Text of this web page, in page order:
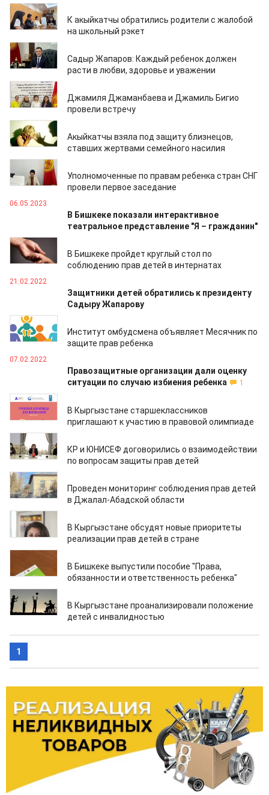
17.01.2025
К акыйкатчы обратились родители с жалобой
на школьный рэкет
20.11.2024
Садыр Жапаров: Каждый ребенок должен
расти в любви, здоровье и уважении
14.02.2024
Джамиля Джаманбаева и Джамиль Бигио
провели встречу
16.11.2023
Акыйкатчы взяла под защиту близнецов,
ставших жертвами семейного насилия
06.06.2023
Уполномоченные по правам ребенка стран СНГ
провели первое заседание
06.05.2023
В Бишкеке показали интерактивное
театральное представление "Я – гражданин"
22.02.2023
В Бишкеке пройдет круглый стол по
соблюдению прав детей в интернатах
21.02.2022
Защитники детей обратились к президенту
Садыру Жапарову
08.02.2022
Институт омбудсмена объявляет Месячник по
защите прав ребенка
07.02.2022
Правозащитные организации дали оценку
ситуации по случаю избиения ребенка
1
27.11.2021
В Кыргызстане старшеклассников
приглашают к участию в правовой олимпиаде
24.11.2021
КР и ЮНИСЕФ договорились о взаимодействии
по вопросам защиты прав детей
22.11.2021
Проведен мониторинг соблюдения прав детей
в Джалал-Абадской области
22.11.2021
В Кыргызстане обсудят новые приоритеты
реализации прав детей в стране
В Бишкеке выпустили пособие "Права,
обязанности и ответственность ребенка"
15.10.2021
В Кыргызстане проанализировали положение
детей с инвалидностью
1